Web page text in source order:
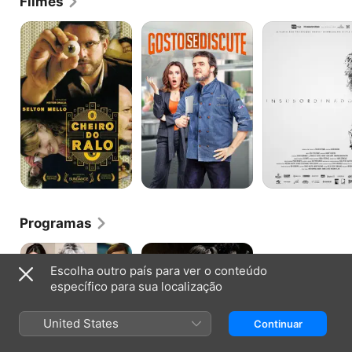
O
Cheiro
do
Ralo
Gosto
Se
Discute
Insubordinados
Programas
As
Bipolar
Escolha outro país para ver o conteúdo
específico para sua localização
United States Continuar